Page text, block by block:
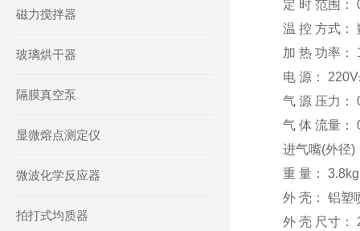
磁力搅拌器
玻璃烘干器
隔膜真空泵
显微熔点测定仪
微波化学反应器
拍打式均质器
定 时 范围：
温 控 方式：
加 热 功率：
电 源：
气 源 压力：
气 体 流量：
进气嘴(外径)
重 量： 3.8kg
外 壳： 铝塑
外 壳 尺寸：